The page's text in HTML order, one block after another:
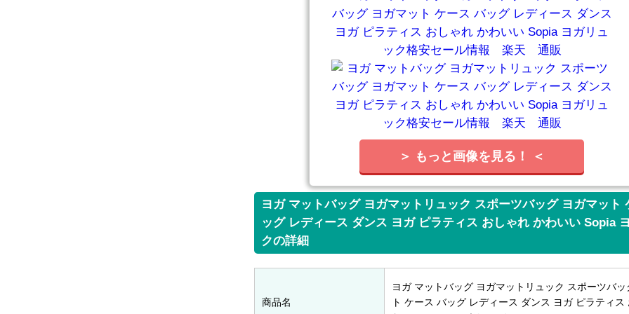
＞ もっと画像を見る！ ＜
ヨガ マットバッグ ヨガマットリュック スポーツバッグ ヨガマット
ッグ レディース ダンス ヨガ ピラティス おしゃれ かわいい Sopia
クの詳細
商品名
ヨガ マットバッグ ヨガマットリュック スポーツバ
ト ケース バッグ レディース ダンス ヨガ ピラティス